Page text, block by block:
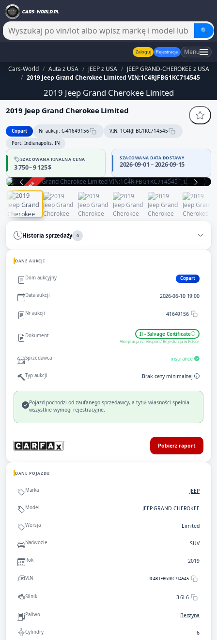
🔍
Zaloguj Rejestracja Menu
Cars-World / Auta z USA / JEEP z USA / JEEP GRAND-CHEROKEE z USA
/ 2019 Jeep Grand Cherokee Limited VIN:1C4RJFBG1KC714545
2019 Jeep Grand Cherokee Limited
2019 Jeep Grand Cherokee Limited
Copart Nr aukcji: C-41649156
VIN: 1C4RJFBG1KC714545
Port: Indianapolis, IN
SZACOWANA FINALNA CENA
3 750 – 9 125 $
SZACOWANA DATA DOSTAWY
2026-09-01 – 2026-09-15
ZAKOŃCZONA
Historia sprzedaży 0
DANE AUKCJI
Dom aukcyjny Copart
Data aukcji 2026-06-10 19:00
Nr aukcji 41649156
Dokument Il - Salvage Certificate
Akceptacja na eksport / Rejestracja w Polsce
Sprzedawca insurance
Typ aukcji Brak ceny minimalnej
Pojazd pochodzi od zaufanego sprzedawcy, a tytuł własności spełnia
wszystkie wymogi rejestracyjne.
Pobierz raport
DANE POJAZDU
Marka JEEP
Model JEEP GRAND-CHEROKEE
Wersja Limited
Nadwozie SUV
Rok 2019
VIN 1C4RJFBG1KC714545
Silnik 3.6l 6
Paliwo Benzyna
Cylindry 6